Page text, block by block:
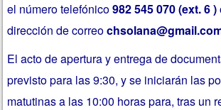
el número telefónico982 545 070 (ext. 6 )
dirección de correo
El acto de apertura y entrega de
previsto para las 9:30, y se iniciarán las
matutinas a las 10:00 horas para, tras un